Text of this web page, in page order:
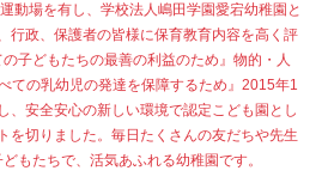
動場を有し、学校法人嶋田学園愛宕幼稚園と
行政、保護者の皆様に保育教育内容を高く評
子どもたちの最善の利益のため』物的・人
ての乳幼児の発達を保障するため』2015年1
、安全安心の新しい環境で認定こども園とし
を切りました。毎日たくさんの友だちや先生
もたちで、活気あふれる幼稚園です。